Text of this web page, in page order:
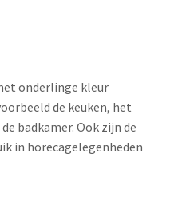
onderlinge kleur
de keuken, het
badkamer. Ook zijn de
in horecagelegenheden